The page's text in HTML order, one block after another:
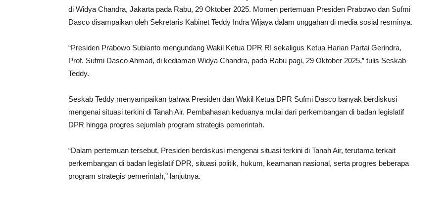
di Widya Chandra, Jakarta pada Rabu, 29 Oktober 2025. Momen pertemuan Presiden Prabowo dan Sufmi
Dasco disampaikan oleh Sekretaris Kabinet Teddy Indra Wijaya dalam unggahan di media sosial resminya.
“Presiden Prabowo Subianto mengundang Wakil Ketua DPR RI sekaligus Ketua Harian Partai Gerindra,
Prof. Sufmi Dasco Ahmad, di kediaman Widya Chandra, pada Rabu pagi, 29 Oktober 2025,” tulis Seskab
Teddy.
Seskab Teddy menyampaikan bahwa Presiden dan Wakil Ketua DPR Sufmi Dasco banyak berdiskusi
mengenai situasi terkini di Tanah Air. Pembahasan keduanya mulai dari perkembangan di badan legislatif
DPR hingga progres sejumlah program strategis pemerintah.
“Dalam pertemuan tersebut, Presiden berdiskusi mengenai situasi terkini di Tanah Air, terutama terkait
perkembangan di badan legislatif DPR, situasi politik, hukum, keamanan nasional, serta progres beberapa
program strategis pemerintah,” lanjutnya.